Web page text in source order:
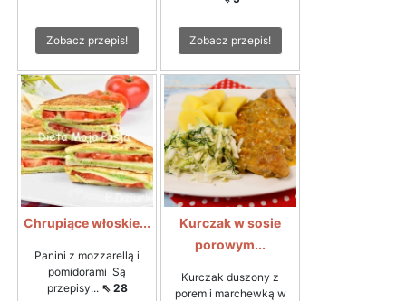
Zobacz przepis! Zobacz przepis!
Chrupiące włoskie...
Panini z mozzarellą i
pomidorami Są
przepisy... ⇖ 28
Kurczak w sosie
porowym...
Kurczak duszony z
porem i marchewką w